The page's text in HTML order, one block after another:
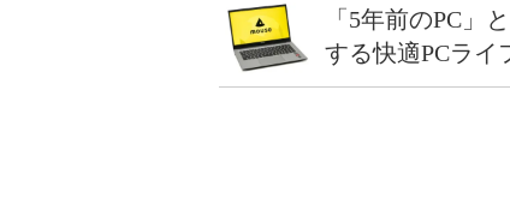
「5年前のPC」
する快適PCライ